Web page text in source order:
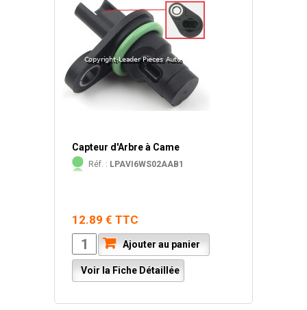
Capteur d'Arbre à Came
Réf. : LPAVI6WS02AAB1
12.89 € TTC
Ajouter au panier
Voir la Fiche Détaillée